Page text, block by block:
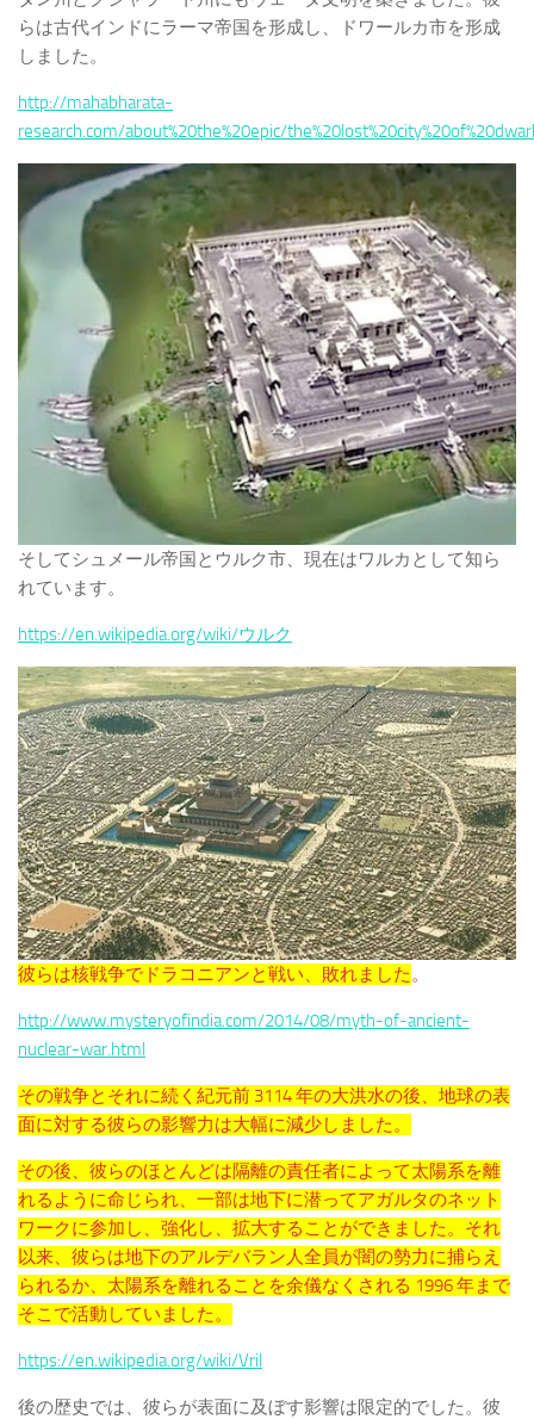
らは古代インドにラーマ帝国を形成し、ドワールカ市を形成
しました。
http://mahabharata-
research.com/about%20the%20epic/
そしてシュメール帝国とウルク市、現在はワルカとして知ら
れています。
https://en.wikipedia.org/wiki/ウルク
彼らは核戦争でドラコニアンと戦い、敗れました。
http://www.mysteryofindia.com/2014/08/myth-of-ancient-
nuclear-war.html
その戦争とそれに続く紀元前 3114 年の大洪水の後、地球の表
面に対する彼らの影響力は大幅に減少しました。
その後、彼らのほとんどは隔離の責任者によって太陽系を離
れるように命じられ、一部は地下に潜ってアガルタのネット
ワークに参加し、強化し、拡大することができました。それ
以来、彼らは地下のアルデバラン人全員が闇の勢力に捕らえ
られるか、太陽系を離れることを余儀なくされる 1996 年まで
そこで活動していました。
https://en.wikipedia.org/wiki/Vril
後の歴史では、彼らが表面に及ぼす影響は限定的でした。彼